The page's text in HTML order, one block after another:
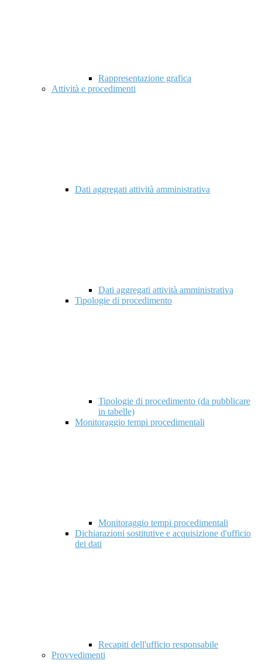
Rappresentazione grafica
Attività e procedimenti
Dati aggregati attività amministrativa
Dati aggregati attività amministrativa
Tipologie di procedimento
Tipologie di procedimento (da pubblicare
in tabelle)
Monitoraggio tempi procedimentali
Monitoraggio tempi procedimentali
Dichiarazioni sostitutive e acquisizione d'ufficio
dei dati
Recapiti dell'ufficio responsabile
Provvedimenti